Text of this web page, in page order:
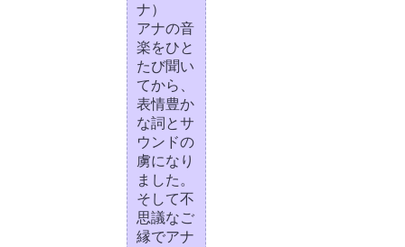
ナ）
アナの音
楽をひと
たび聞い
てから、
表情豊か
な詞とサ
ウンドの
虜になり
ました。
そして不
思議なご
縁でアナ